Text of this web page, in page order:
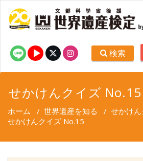
検索
せかけんクイズ No.15
ホーム / 世界遺産を知る / せかけ
せかけんクイズ No.15